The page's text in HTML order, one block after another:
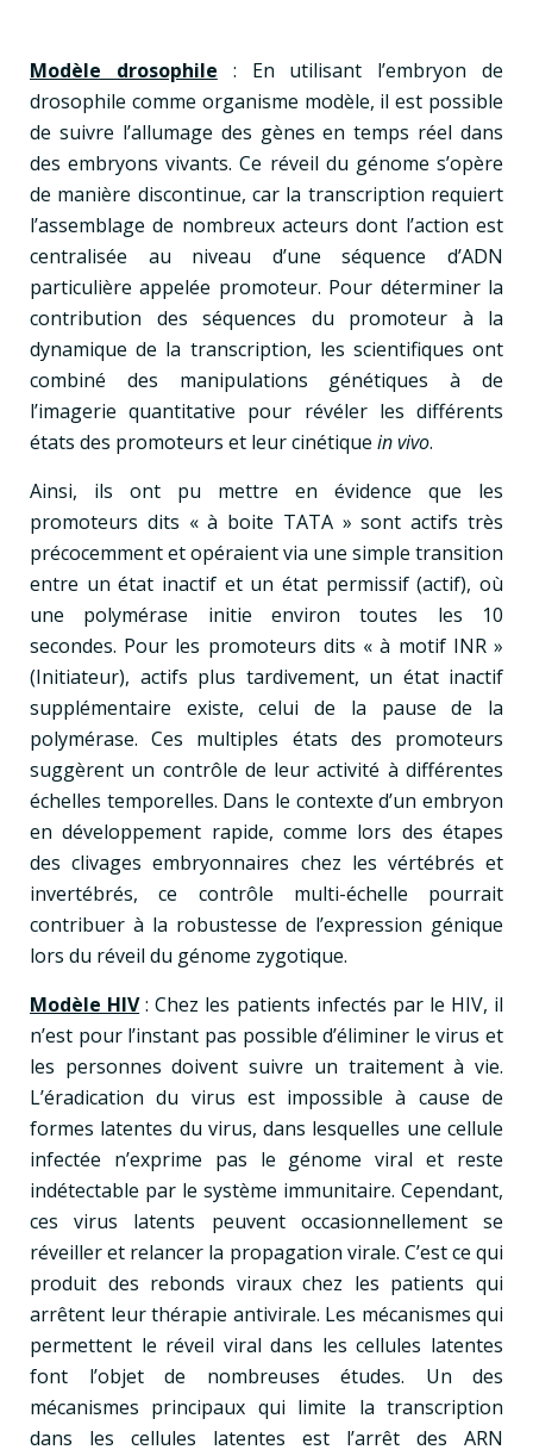
Modèle drosophile : En utilisant l’embryon de
drosophile comme organisme modèle, il est possible
de suivre l’allumage des gènes en temps réel dans
des embryons vivants. Ce réveil du génome s’opère
de manière discontinue, car la transcription requiert
l’assemblage de nombreux acteurs dont l’action est
centralisée au niveau d’une séquence d’ADN
particulière appelée promoteur. Pour déterminer la
contribution des séquences du promoteur à la
dynamique de la transcription, les scientifiques ont
combiné des manipulations génétiques à de
l’imagerie quantitative pour révéler les différents
états des promoteurs et leur cinétique in vivo.
Ainsi, ils ont pu mettre en évidence que les
promoteurs dits « à boite TATA » sont actifs très
précocemment et opéraient via une simple transition
entre un état inactif et un état permissif (actif), où
une polymérase initie environ toutes les 10
secondes. Pour les promoteurs dits « à motif INR »
(Initiateur), actifs plus tardivement, un état inactif
supplémentaire existe, celui de la pause de la
polymérase. Ces multiples états des promoteurs
suggèrent un contrôle de leur activité à différentes
échelles temporelles. Dans le contexte d’un embryon
en développement rapide, comme lors des étapes
des clivages embryonnaires chez les vértébrés et
invertébrés, ce contrôle multi-échelle pourrait
contribuer à la robustesse de l’expression génique
lors du réveil du génome zygotique.
Modèle HIV: Chez les patients infectés par le HIV, il
n’est pour l’instant pas possible d’éliminer le virus et
les personnes doivent suivre un traitement à vie.
L’éradication du virus est impossible à cause de
formes latentes du virus, dans lesquelles une cellule
infectée n’exprime pas le génome viral et reste
indétectable par le système immunitaire. Cependant,
ces virus latents peuvent occasionnellement se
réveiller et relancer la propagation virale. C’est ce qui
produit des rebonds viraux chez les patients qui
arrêtent leur thérapie antivirale. Les mécanismes qui
permettent le réveil viral dans les cellules latentes
font l’objet de nombreuses études. Un des
mécanismes principaux qui limite la transcription
dans les cellules latentes est l’arrêt des ARN